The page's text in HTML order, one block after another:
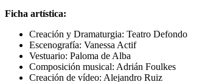
Ficha artística:
Creación y Dramaturgia: Teatro Defondo
Escenografía: Vanessa Actif
Vestuario: Paloma de Alba
Composición musical: Adrián Foulkes
Creación de vídeo: Alejandro Ruiz